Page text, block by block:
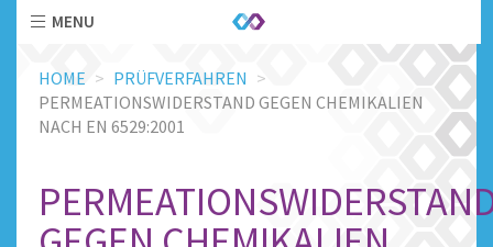
content
HOME
PRÜFVERFAHREN
PERMEATIONSWIDERSTAND GEGEN CHEMIKALIEN
NACH EN 6529:2001
MENU